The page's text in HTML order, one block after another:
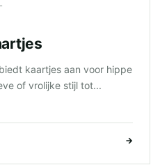
kaartjes aan voor hippe
of vrolijke stijl tot...
→